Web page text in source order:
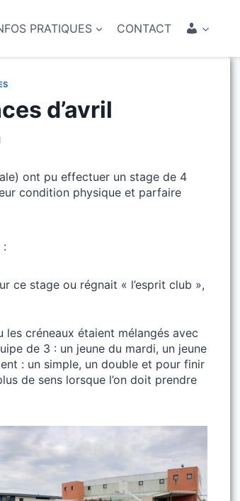
PRATIQUES CONTACT COMPTE
d’avril
ont pu effectuer un stage de 4
condition physique et parfaire
:
ce stage ou régnait « l’esprit club »,
créneaux étaient mélangés avec
de 3 : un jeune du mardi, un jeune
: un simple, un double et pour finir
de sens lorsque l’on doit prendre